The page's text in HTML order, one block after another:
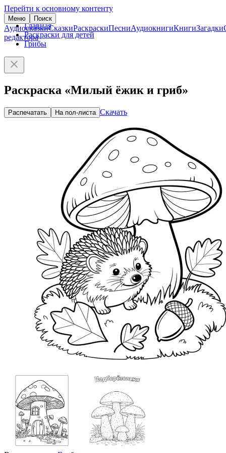
Перейти к основному контенту
Меню Поиск
АудиосказкиСказкиРаскраскиПесниАудиокнигиКнигиЗагадки
редактора
Главная
Раскраски для детей
Грибы
Раскраска «Милый ёжик и гриб»
Распечатать На пол-листа Скачать